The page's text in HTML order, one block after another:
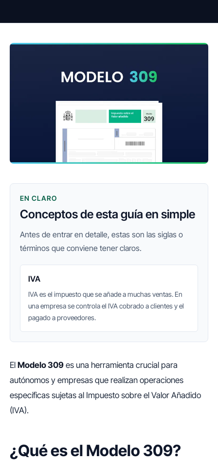
EN CLARO
Conceptos de esta guía en simple
Antes de entrar en detalle, estas son las siglas o
términos que conviene tener claros.
IVA
IVA es el impuesto que se añade a muchas ventas. En
una empresa se controla el IVA cobrado a clientes y el
pagado a proveedores.
El Modelo 309 es una herramienta crucial para
autónomos y empresas que realizan operaciones
específicas sujetas al Impuesto sobre el Valor Añadido
(IVA).
¿Qué es el Modelo 309?